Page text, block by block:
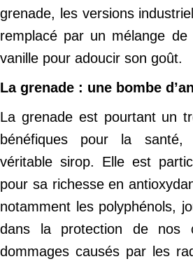
grenade, les versions
remplacé par un mélange
vanille pour adoucir son goût.
La grenade : une bombe
La grenade est pourtant un
bénéfiques pour la
véritable sirop. Elle est
pour sa richesse en
notamment les polyphénols,
dans la protection de nos
dommages causés par les